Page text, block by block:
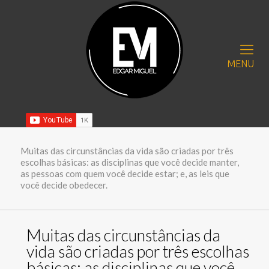
MENU
Muitas das circunstâncias da vida são criadas por três
escolhas básicas: as disciplinas que você decide manter,
as pessoas com quem você decide estar; e, as leis que
você decide obedecer.
Muitas das circunstâncias da
vida são criadas por três escolhas